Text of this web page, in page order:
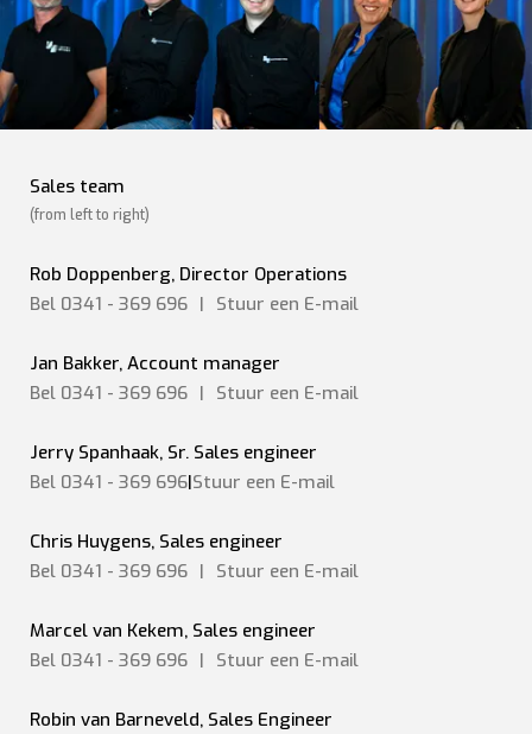
Sales team
(from left to right)
Rob Doppenberg, Director Operations
Bel 0341 - 369 696 | Stuur een E-mail
Jan Bakker, Account manager
Bel 0341 - 369 696 | Stuur een E-mail
Jerry Spanhaak, Sr. Sales engineer
Bel 0341 - 369 696|Stuur een E-mail
Chris Huygens, Sales engineer
Bel 0341 - 369 696 | Stuur een E-mail
Marcel van Kekem, Sales engineer
Bel 0341 - 369 696 | Stuur een E-mail
Robin van Barneveld, Sales Engineer